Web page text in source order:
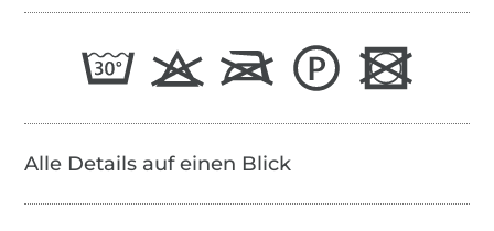
Alle Details auf einen Blick